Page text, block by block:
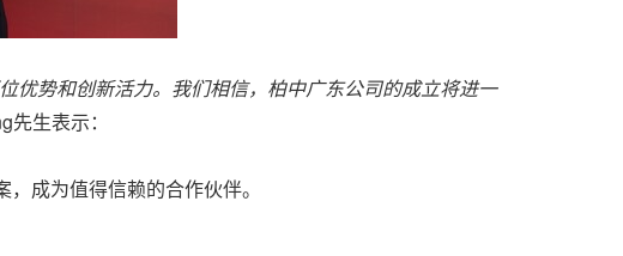
优势和创新活力。我们相信，柏中广东公司的成立将进一
生表示：
成为值得信赖的合作伙伴。